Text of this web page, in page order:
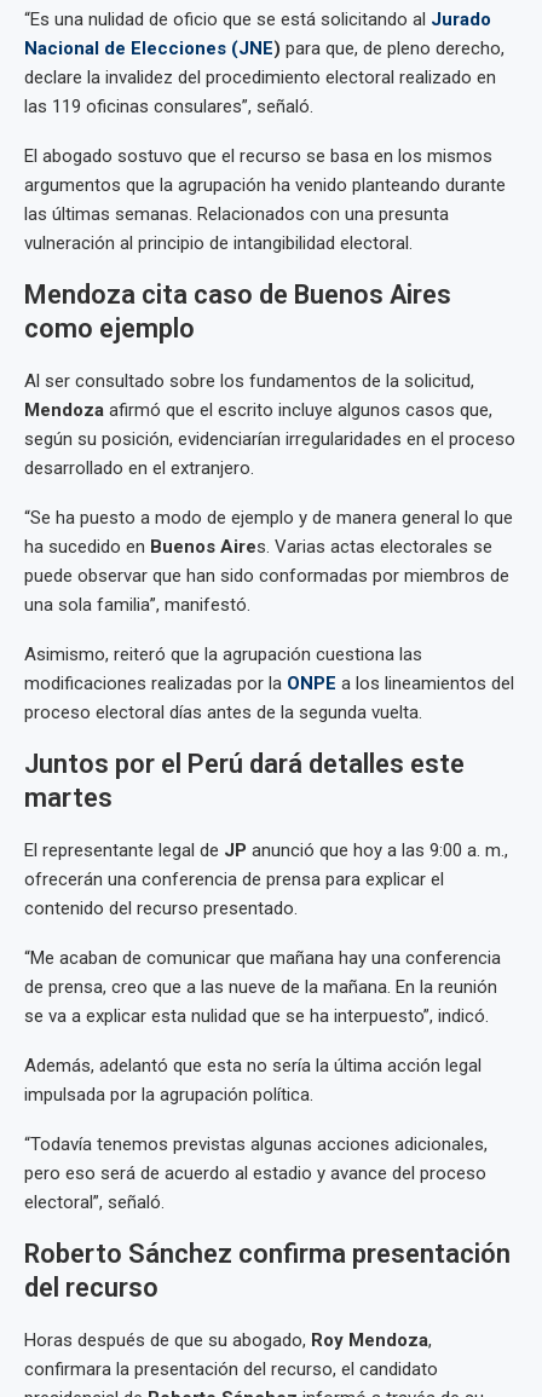
“Es una nulidad de oficio que se está solicitando al Jurado
Nacional de Elecciones (JNE) para que, de pleno derecho,
declare la invalidez del procedimiento electoral realizado en
las 119 oficinas consulares”, señaló.
El abogado sostuvo que el recurso se basa en los mismos
argumentos que la agrupación ha venido planteando durante
las últimas semanas. Relacionados con una presunta
vulneración al principio de intangibilidad electoral.
Mendoza cita caso de Buenos Aires
como ejemplo
Al ser consultado sobre los fundamentos de la solicitud,
Mendoza afirmó que el escrito incluye algunos casos que,
según su posición, evidenciarían irregularidades en el proceso
desarrollado en el extranjero.
“Se ha puesto a modo de ejemplo y de manera general lo que
ha sucedido en Buenos Aires. Varias actas electorales se
puede observar que han sido conformadas por miembros de
una sola familia”, manifestó.
Asimismo, reiteró que la agrupación cuestiona las
modificaciones realizadas por la ONPE a los lineamientos del
proceso electoral días antes de la segunda vuelta.
Juntos por el Perú dará detalles este
martes
El representante legal de JP anunció que hoy a las 9:00 a. m.,
ofrecerán una conferencia de prensa para explicar el
contenido del recurso presentado.
“Me acaban de comunicar que mañana hay una conferencia
de prensa, creo que a las nueve de la mañana. En la reunión
se va a explicar esta nulidad que se ha interpuesto”, indicó.
Además, adelantó que esta no sería la última acción legal
impulsada por la agrupación política.
“Todavía tenemos previstas algunas acciones adicionales,
pero eso será de acuerdo al estadio y avance del proceso
electoral”, señaló.
Roberto Sánchez confirma presentación
del recurso
Horas después de que su abogado, Roy Mendoza,
confirmara la presentación del recurso, el candidato